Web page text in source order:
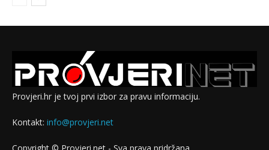
Provjeri.hr je tvoj prvi izbor za pravu informaciju.
Kontakt: info@provjeri.net